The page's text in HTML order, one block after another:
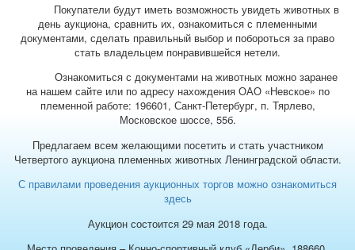
Покупатели будут иметь возможность увидеть животных в
день аукциона, сравнить их, ознакомиться с племенными
документами, сделать правильный выбор и побороться за право
стать владельцем понравившейся нетели.
Ознакомиться с документами на животных можно заранее
на нашем сайте или по адресу нахождения ОАО «Невское» по
племенной работе: 196601, Санкт-Петербург, п. Тярлево,
Московское шоссе, 55б.
Предлагаем всем желающими посетить и стать участником
Четвертого аукциона племенных животных Ленинградской области.
С правилами проведения аукционных торгов можно ознакомиться
здесь
Аукцион состоится 29 мая 2018 года.